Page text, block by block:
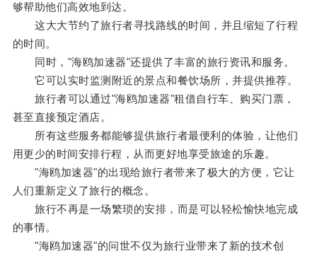
够帮助他们高效地到达。
这大大节约了旅行者寻找路线的时间，并且缩短了行程
的时间。
同时，"海鸥加速器"还提供了丰富的旅行资讯和服务。
它可以实时监测附近的景点和餐饮场所，并提供推荐。
旅行者可以通过"海鸥加速器"租借自行车、购买门票，
甚至直接预定酒店。
所有这些服务都能够提供旅行者最便利的体验，让他们
用更少的时间安排行程，从而更好地享受旅途的乐趣。
"海鸥加速器"的出现给旅行者带来了极大的方便，它让
人们重新定义了旅行的概念。
旅行不再是一场繁琐的安排，而是可以轻松愉快地完成
的事情。
"海鸥加速器"的问世不仅为旅行业带来了新的技术创